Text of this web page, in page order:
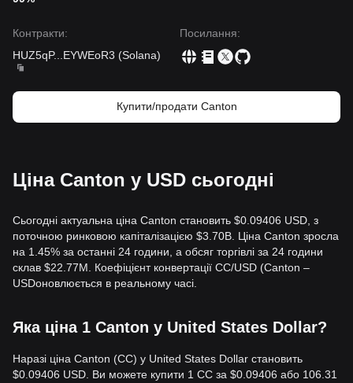
Контракти:
HUZ5qP... EYWEoR3 (Solana)
Посилання:
Купити/продати Canton
Ціна Canton у USD сьогодні
Сьогодні актуальна ціна Canton становить $0.09406 USD, з
поточною ринковою капіталізацією $3.70B. Ціна Canton зросла
на 1.45% за останні 24 години, а обсяг торгівлі за 24 години
склав $22.77M. Коефіцієнт конвертації CC/USD (Canton –
USDоновлюється в реальному часі.
Яка ціна 1 Canton у United States Dollar?
Наразі ціна Canton (CC) у United States Dollar становить
$0.09406 USD. Ви можете купити 1 CC за $0.09406 або 106.31